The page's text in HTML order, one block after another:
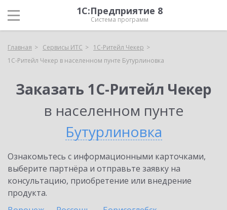
1С:Предприятие 8
Система программ
Главная Сервисы ИТС
1C-Ритейл Чекер
1C-Ритейл Чекер в населенном пунте Бутурлиновка
Заказать 1C-Ритейл Чекер
в населенном пунте
Бутурлиновка
Ознакомьтесь с информационными карточками,
выберите партнёра и отправьте заявку на
консультацию, приобретение или внедрение
продукта.